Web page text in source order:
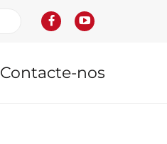
Contacte-nos